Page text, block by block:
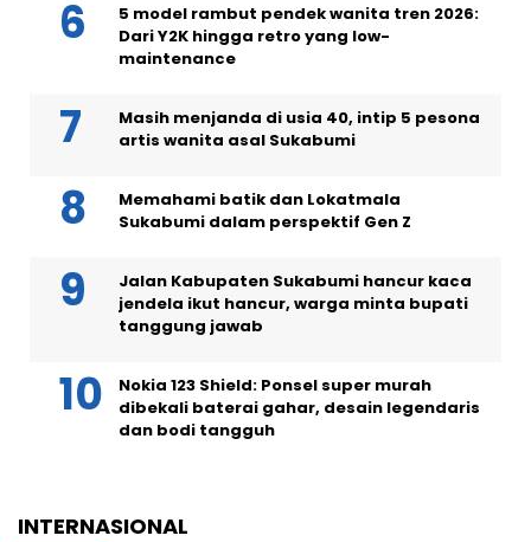
5 model rambut pendek wanita tren 2026:
Dari Y2K hingga retro yang low-
maintenance
Masih menjanda di usia 40, intip 5 pesona
artis wanita asal Sukabumi
Memahami batik dan Lokatmala
Sukabumi dalam perspektif Gen Z
Jalan Kabupaten Sukabumi hancur kaca
jendela ikut hancur, warga minta bupati
tanggung jawab
Nokia 123 Shield: Ponsel super murah
dibekali baterai gahar, desain legendaris
dan bodi tangguh
INTERNASIONAL